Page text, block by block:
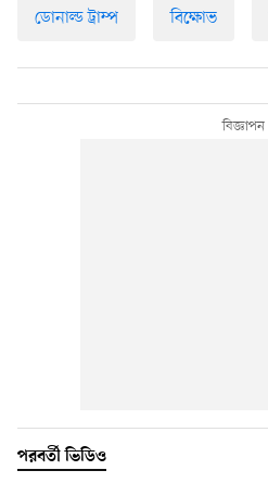
ডোনাল্ড ট্রাম্প বিক্ষোভ
পরবর্তী ভিডিও